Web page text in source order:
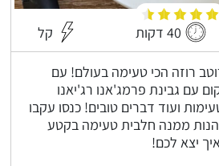
40 דקות קל
רוזה הכי טעימה בעולם! עם
עם גבינת פרמג'אנו רג'יאנו
ועוד דברים טובים! כנסו עקבו
ממנה חלבית טעימה בקטע
יצא לכם!